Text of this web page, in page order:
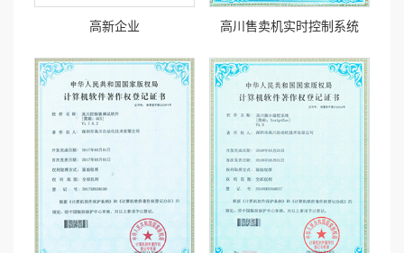
高新企业 高川售卖机实时控制系统